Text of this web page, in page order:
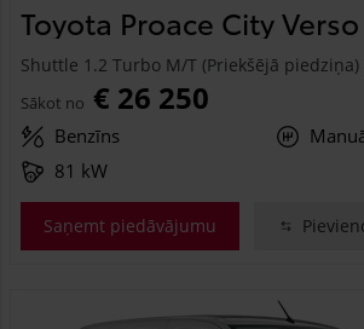
Toyota Proace City Verso
Shuttle 1.2 Turbo M/T (Priekšējā piedziņa)
Sākot no € 26 250
Benzīns
81 kW
Saņemt piedāvājumu